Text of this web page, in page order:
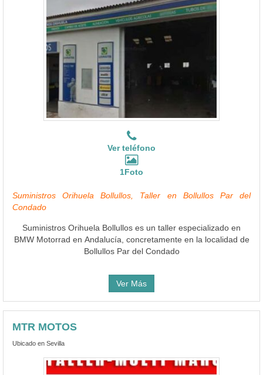
Ver teléfono
1Foto
Suministros Orihuela Bollullos, Taller en Bollullos Par del
Condado
Suministros Orihuela Bollullos es un taller especializado en
BMW Motorrad en Andalucía, concretamente en la localidad de
Bollullos Par del Condado
Ver Más
MTR MOTOS
Ubicado en Sevilla